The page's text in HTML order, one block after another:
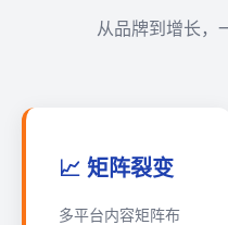
从品牌到增长，
📈 矩阵裂变
多平台内容矩阵布